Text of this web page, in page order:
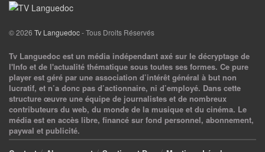
© 2026 Tv Languedoc- Tous Droits Réservés
Tv Languedoc est un média indépendant axé sur le décryptage de
l'Info et de l'actualité thématique sous toutes ses formes. Ce pure
player est géré par une association d’intérêt général à but non
lucratif, et n’a donc pas d’actionnaire, ni d’employé. Dans cette
structure œuvre une équipe de journalistes et de nombreux
contributeurs du web, du monde de la musique et du cinéma. Le
média est en accès libre, financé sur fond personnel, abonnement,
paywal et publicité.